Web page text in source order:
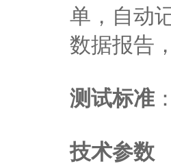
单，自动
数据报告
测试标准
技术参数